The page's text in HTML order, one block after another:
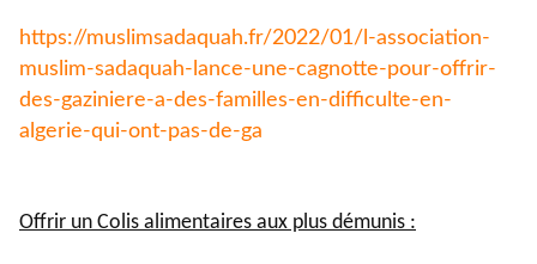
https://muslimsadaquah.fr/2022/01/l-association-
muslim-sadaquah-lance-une-cagnotte-pour-offrir-
des-gaziniere-a-des-familles-en-difficulte-en-
algerie-qui-ont-pas-de-ga
Offrir un Colis alimentaires aux plus démunis :